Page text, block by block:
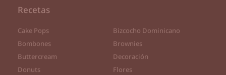
Recetas
Cake Pops
Bizcocho Dominicano
Bombones
Brownies
Buttercream
Decoración
Donuts
Flores